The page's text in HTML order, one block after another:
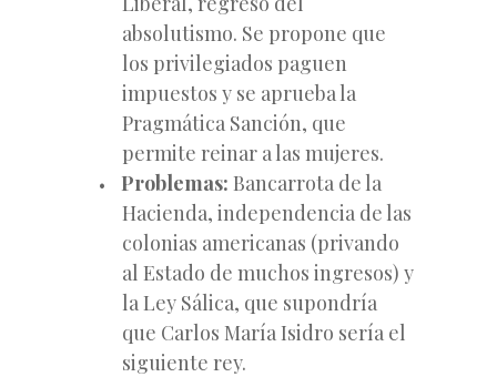
absolutismo. Se propone que
los privilegiados paguen
impuestos y se aprueba la
Pragmática Sanción, que
permite reinar a las mujeres.
Problemas: Bancarrota de la
Hacienda, independencia de las
colonias americanas (privando
al Estado de muchos ingresos) y
la Ley Sálica, que supondría
que Carlos María Isidro sería el
siguiente rey.